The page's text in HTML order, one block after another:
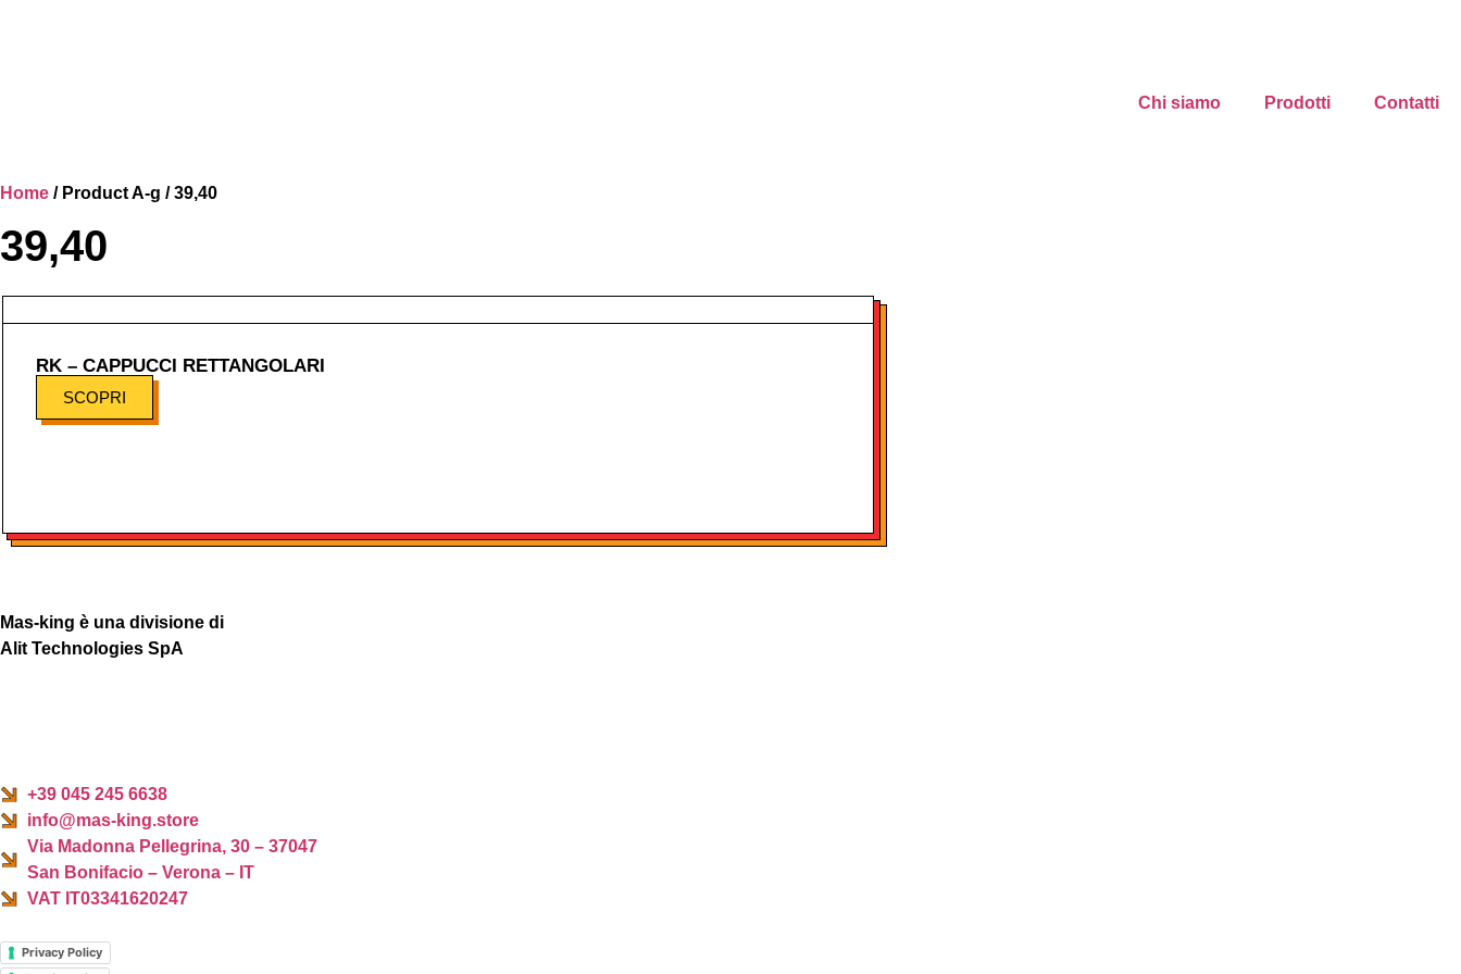
Chi siamo Prodotti Contatti
Home / Product A-g / 39,40
39,40
RK – CAPPUCCI RETTANGOLARI
SCOPRI
Mas-king è una divisione di
Alit Technologies SpA
+39 045 245 6638
info@mas-king.store
Via Madonna Pellegrina, 30 – 37047
San Bonifacio – Verona – IT
VAT IT03341620247
Privacy Policy